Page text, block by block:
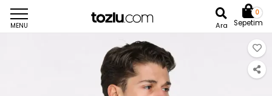
MENU Ara
0
Sepetim